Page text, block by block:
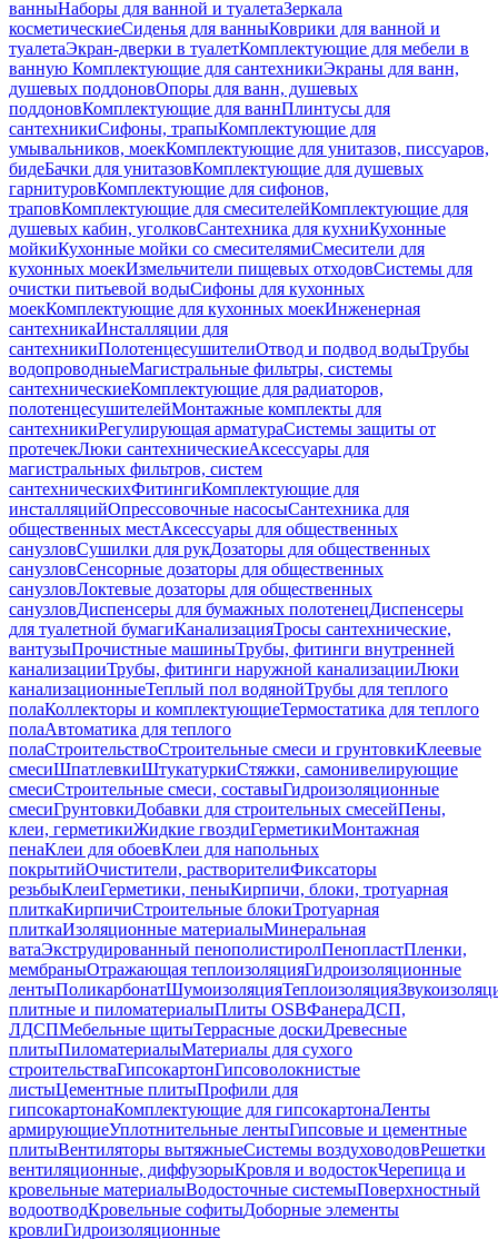
ванныНаборы для ванной и туалетаЗеркала
косметическиеСиденья для ванныКоврики для ванной и
туалетаЭкран-дверки в туалетКомплектующие для мебели в
ванную Комплектующие для сантехникиЭкраны для ванн,
душевых поддоновОпоры для ванн, душевых
поддоновКомплектующие для ваннПлинтусы для
сантехникиСифоны, трапыКомплектующие для
умывальников, моекКомплектующие для унитазов, писсуаров,
бидеБачки для унитазовКомплектующие для душевых
гарнитуровКомплектующие для сифонов,
траповКомплектующие для смесителейКомплектующие для
душевых кабин, уголковСантехника для кухниКухонные
мойкиКухонные мойки со смесителямиСмесители для
кухонных моекИзмельчители пищевых отходовСистемы для
очистки питьевой водыСифоны для кухонных
моекКомплектующие для кухонных моекИнженерная
сантехникаИнсталляции для
сантехникиПолотенцесушителиОтвод и подвод водыТрубы
водопроводныеМагистральные фильтры, системы
сантехническиеКомплектующие для радиаторов,
полотенцесушителейМонтажные комплекты для
сантехникиРегулирующая арматураСистемы защиты от
протечекЛюки сантехническиеАксессуары для
магистральных фильтров, систем
сантехническихФитингиКомплектующие для
инсталляцийОпрессовочные насосыСантехника для
общественных местАксессуары для общественных
санузловСушилки для рукДозаторы для общественных
санузловСенсорные дозаторы для общественных
санузловЛоктевые дозаторы для общественных
санузловДиспенсеры для бумажных полотенецДиспенсеры
для туалетной бумагиКанализацияТросы сантехнические,
вантузыПрочистные машиныТрубы, фитинги внутренней
канализацииТрубы, фитинги наружной канализацииЛюки
канализационныеТеплый пол водянойТрубы для теплого
полаКоллекторы и комплектующиеТермостатика для теплого
полаАвтоматика для теплого
полаСтроительствоСтроительные смеси и грунтовкиКлеевые
смесиШпатлевкиШтукатуркиСтяжки, самонивелирующие
смесиСтроительные смеси, составыГидроизоляционные
смесиГрунтовкиДобавки для строительных смесейПены,
клеи, герметикиЖидкие гвоздиГерметикиМонтажная
пенаКлеи для обоевКлеи для напольных
покрытийОчистители, растворителиФиксаторы
резьбыКлеиГерметики, пеныКирпичи, блоки, тротуарная
плиткаКирпичиСтроительные блокиТротуарная
плиткаИзоляционные материалыМинеральная
ватаЭкструдированный пенополистиролПенопластПленки,
мембраныОтражающая теплоизоляцияГидроизоляционные
лентыПоликарбонатШумоизоляцияТеплоизоляция
плитные и пиломатериалыПлиты OSBФанераДСП,
ЛДСПМебельные щитыТеррасные доскиДревесные
плитыПиломатериалыМатериалы для сухого
строительстваГипсокартонГипсоволокнистые
листыЦементные плитыПрофили для
гипсокартонаКомплектующие для гипсокартонаЛенты
армирующиеУплотнительные лентыГипсовые и цементные
плитыВентиляторы вытяжныеСистемы воздуховодовРешетки
вентиляционные, диффузорыКровля и водостокЧерепица и
кровельные материалыВодосточные системыПоверхностный
водоотводКровельные софитыДоборные элементы
кровлиГидроизоляционные